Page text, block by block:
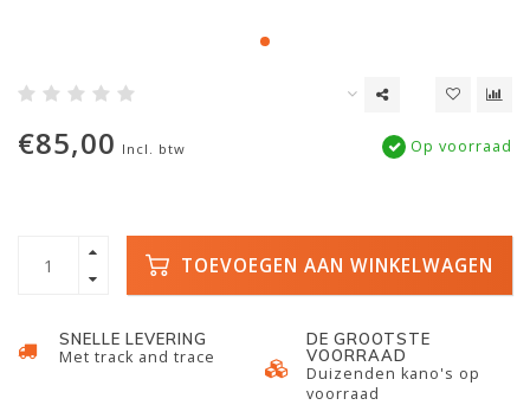
€85,00 Incl. btw Op voorraad
TOEVOEGEN AAN WINKELWAGEN
SNELLE LEVERING
Met track and trace
DE GROOTSTE
VOORRAAD
Duizenden kano's op
voorraad